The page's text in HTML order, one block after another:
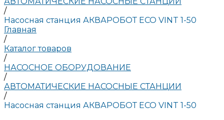
/
Насосная станция АКВАРОБОТ ECO VINT 1-50
Главная
/
Каталог товаров
/
НАСОСНОЕ ОБОРУДОВАНИЕ
/
АВТОМАТИЧЕСКИЕ НАСОСНЫЕ СТАНЦИИ
/
Насосная станция АКВАРОБОТ ECO VINT 1-50